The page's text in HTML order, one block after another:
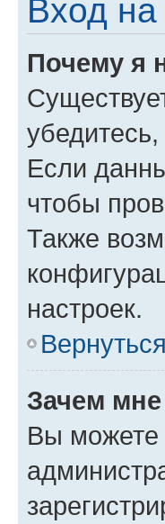
Вход
Почему я
Если
чтобы
Также
настроек.
Зачем
Вы можете